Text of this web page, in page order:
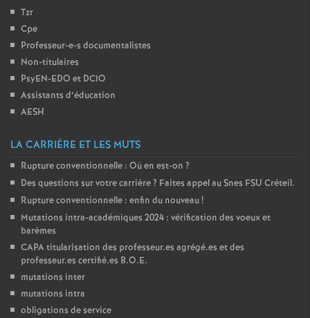
a
n
s
Tzr
Cpe
Professeur-e-s documentalistes
Non-titulaires
PsyEN-EDO et DCIO
Assistants d’éducation
AESH
LA CARRIÈRE ET LES MUTS
Rupture conventionnelle : Où en est-on ?
Des questions sur votre carrière? Faites appel au Snes FSU Créteil.
Rupture conventionnelle : enfin du nouveau!
Mutations intra-académiques 2024 : vérification des voeux et
barèmes
CAPAtitularisation des professeur.es agrégé.es et des
professeur.es certifié.es B.O.E.
mutations inter
mutations intra
obligations de service